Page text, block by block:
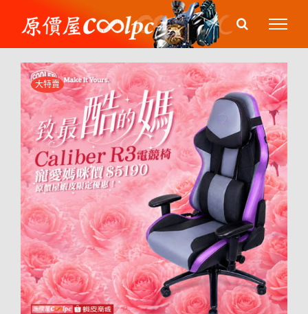
content
大特賣